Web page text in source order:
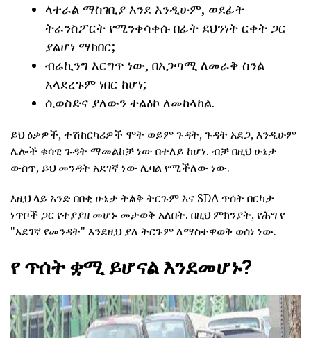
ላተራል ማስገቢያ እንደ እንዲሁም, ወደፊት
ትራንስፖርት የሚንቀሳቀሱ በፊት ደህንነት ርቀት ጋር
ያልሆነ ማክበር;
ብሬኪንግ እርግጥ ነው, በአጋጣሚ ለመራቅ ስንል
አላደረጉም ነበር ከሆነ;
ሲወስድና ያለውን ተልዕኮ ለመከላከል.
ይህ ዕቃዎች, ተሽከርካሪዎች ሞት ወይም ጉዳት, ጉዳት አደጋ, እንዲሁም
ሌሎች ቁሳዊ ጉዳት ማመልከቻ ነው በተለይ ከሆነ. ብቻ በዚህ ሁኔታ
ውስጥ, ይህ መንዳት አደገኛ ነው ሊባል የሚችለው ነው.
እዚህ ላይ አንድ በበቂ ሁኔታ ትልቅ ትርጉም እና SDA ጥሰት በርካታ
ነጥቦች ጋር የተያያዘ መሆኑ መታወቅ አለበት. በዚህ ምክንያት, የሕግ የ
"አደገኛ የመንዳት" እንደዚህ ያለ ትርጉም ለማስተዋወቅ ወሰነ ነው.
የ ጥሰት ቋሚ ይሆናል እንደመሆኑ?